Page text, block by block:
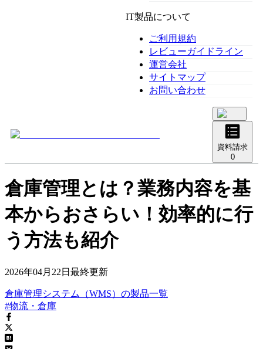
IT製品について
ご利用規約
レビューガイドライン
運営会社
サイトマップ
お問い合わせ
資料請求
0
倉庫管理とは？業務内容を基
本からおさらい！効率的に行
う方法も紹介
2026年04月22日 最終更新
倉庫管理システム（WMS） の製品一覧
#物流・倉庫